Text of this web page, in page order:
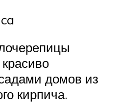
домов из
кирпича.